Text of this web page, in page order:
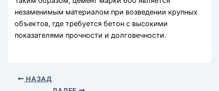
незаменимым материалом при возведении крупных
объектов, где требуется бетон с высокими
показателями прочности и долговечности.
НАЗАД